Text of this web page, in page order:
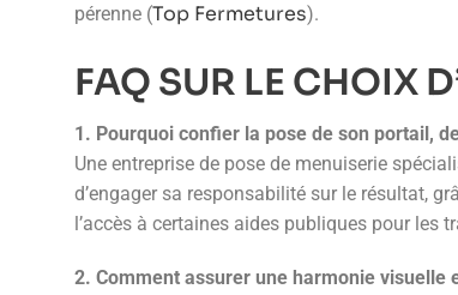
pérenne (Top Fermetures).
FAQ SUR LE CHOIX
1. Pourquoi confier la pose de son portail,
Une entreprise de pose de menuiserie
d’engager sa responsabilité sur le résultat,
l’accès à certaines aides publiques pour les
2. Comment assurer une harmonie